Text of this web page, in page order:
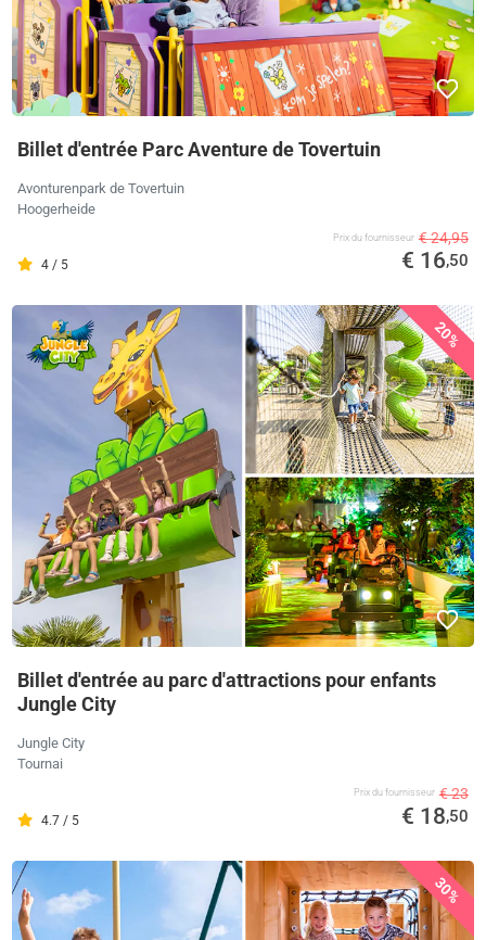
Billet d'entrée Parc Aventure de Tovertuin
Avonturenpark de Tovertuin
Hoogerheide
4 / 5
Prix ​​du fournisseur € 24,95
€ 16,50
20%
Billet d'entrée au parc d'attractions pour enfants
Jungle City
Jungle City
Tournai
4.7 / 5
Prix ​​du fournisseur € 23
€ 18,50
30%